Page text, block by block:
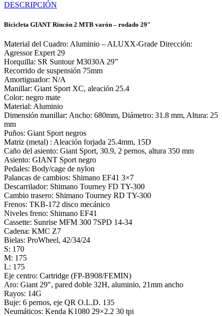
DESCRIPCIÓN
Bicicleta GIANT Rincón 2 MTB varón – rodado 29″
Material del Cuadro: Aluminio – ALUXX-Grade Dirección:
Agressor Expert 29
Horquilla: SR Suntour M3030A 29”
Recorrido de suspensión 75mm
Amortiguador: N/A
Manillar: Giant Sport XC, aleación 25.4
Color: negro mate
Material: Aluminio
Dimensión manillar: Ancho: 680mm, Diámetro: 31.8 mm, Altura: 25
mm
Puños: Giant Sport negros
Matriz (metal) : Aleación forjada 25.4mm, 15D
Caño del asiento: Giant Sport, 30.9, 2 pernos, altura 350 mm
Asiento: GIANT Sport negro
Pedales: Body/cage de nylon
Palancas de cambios: Shimano EF41 3×7
Descarrilador: Shimano Tourney FD TY-300
Cambio trasero: Shimano Tourney RD TY-300
Frenos: TKB-172 disco mecánico
Niveles freno: Shimano EF41
Cassette: Sunrise MFM 300 7SPD 14-34
Cadena: KMC Z7
Bielas: ProWheel, 42/34/24
S: 170
M: 175
L: 175
Eje centro: Cartridge (FP-B908/FEMIN)
Aro: Giant 29″, pared doble 32H, aluminio, 21mm ancho
Rayos: 14G
Buje: 6 pernos, eje QR O.L.D. 135
Neumáticos: Kenda K1080 29×2.2 30 tpi